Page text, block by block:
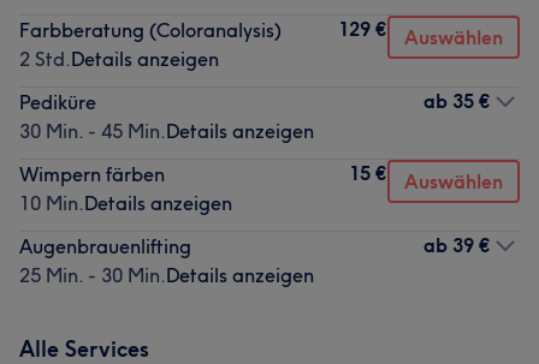
Farbberatung (Coloranalysis)
2 Std.Details anzeigen
129 € Auswählen
Pediküre
30 Min. - 45 Min.Details anzeigen
ab 35 €
Wimpern färben
10 Min.Details anzeigen
15 € Auswählen
Augenbrauenlifting
25 Min. - 30 Min.Details anzeigen
ab 39 €
Alle Services